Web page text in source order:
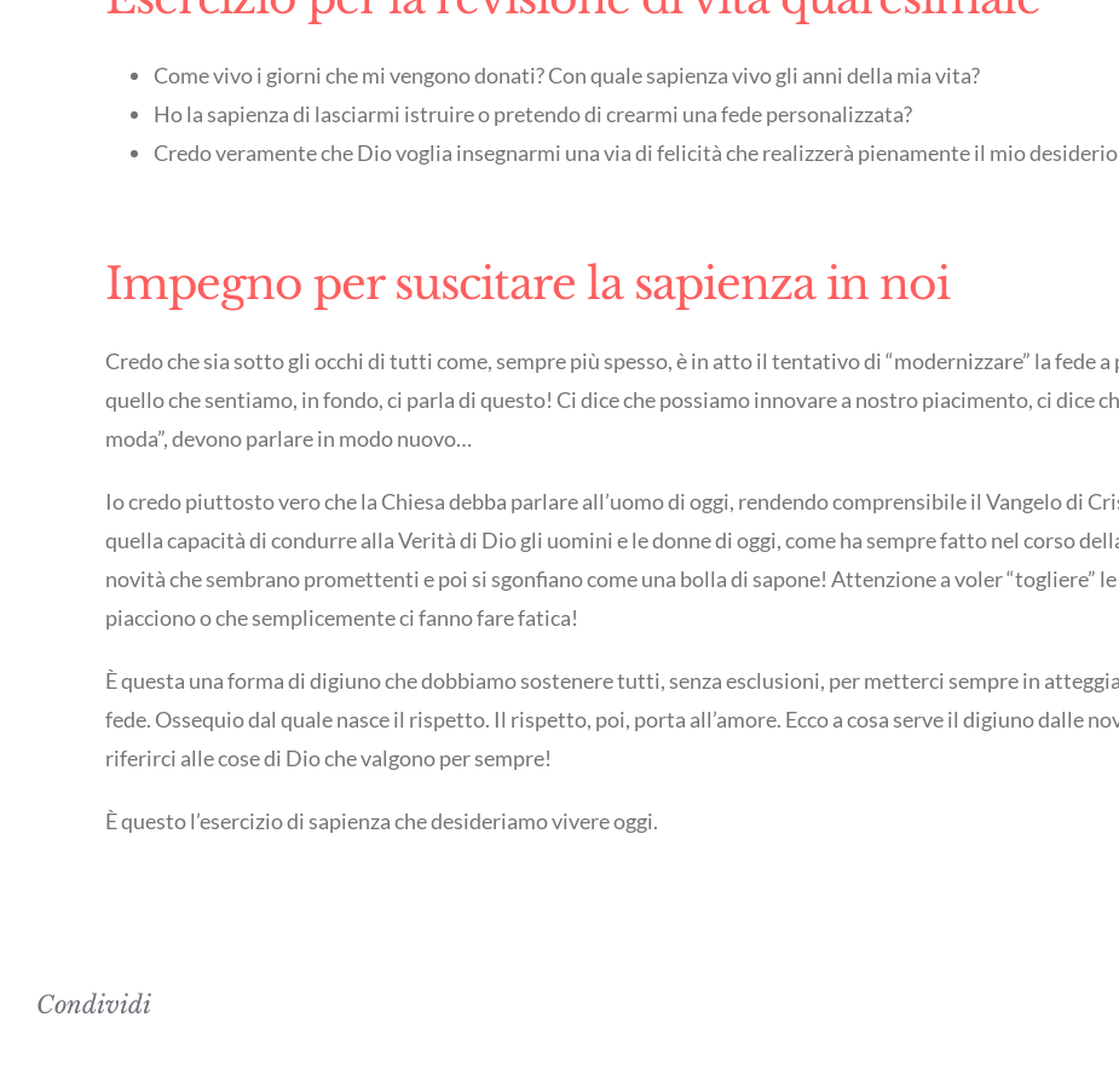
Come vivo i giorni che mi vengono donati? Con quale sapienza vivo gli anni della mia vita?
Ho la sapienza di lasciarmi istruire o pretendo di crearmi una fede personalizzata?
Credo veramente che Dio voglia insegnarmi una via di felicità che realizzerà pienamente il mio
Impegno per suscitare la sapienza in noi
Credo che sia sotto gli occhi di tutti come, sempre più spesso, è in atto il tentativo di “modernizzare” la fede
quello che sentiamo, in fondo, ci parla di questo! Ci dice che possiamo innovare a nostro piacimento, ci dice
moda”, devono parlare in modo nuovo…
Io credo piuttosto vero che la Chiesa debba parlare all’uomo di oggi, rendendo comprensibile il Vangelo di
quella capacità di condurre alla Verità di Dio gli uomini e le donne di oggi, come ha sempre fatto nel corso
novità che sembrano promettenti e poi si sgonfiano come una bolla di sapone! Attenzione a voler “togliere” le
piacciono o che semplicemente ci fanno fare fatica!
È questa una forma di digiuno che dobbiamo sostenere tutti, senza esclusioni, per metterci sempre in
fede. Ossequio dal quale nasce il rispetto. Il rispetto, poi, porta all’amore. Ecco a cosa serve il digiuno dalle
riferirci alle cose di Dio che valgono per sempre!
È questo l’esercizio di sapienza che desideriamo vivere oggi.
Condividi